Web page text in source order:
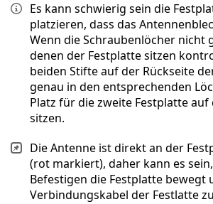
Es kann schwierig sein die
platzieren, dass das
Wenn die Schraubenlöcher nicht
denen der Festplatte sitzen
beiden Stifte auf der Rückseite
genau in den entsprechenden
Platz für die zweite Festplatte auf
sitzen.
Die Antenne ist direkt an der
(rot markiert), daher kann es
Befestigen die Festplatte bewegt
Verbindungskabel der Festlatte